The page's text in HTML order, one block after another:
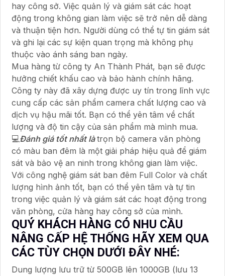
hay công sở. Việc quản lý và giám sát các hoạt
động trong không gian làm việc sẽ trở nên dễ dàng
và thuận tiện hơn. Người dùng có thể tự tin giám sát
và ghi lại các sự kiện quan trọng mà không phụ
thuộc vào ánh sáng ban ngày.
Mua hàng từ công ty An Thành Phát, bạn sẽ được
hưởng chiết khấu cao và bảo hành chính hãng.
Công ty này đã xây dựng được uy tín trong lĩnh vực
cung cấp các sản phẩm camera chất lượng cao và
dịch vụ hậu mãi tốt. Bạn có thể yên tâm về chất
lượng và độ tin cậy của sản phẩm mà mình mua.
💻Đánh giá tốt nhất làtrọn bộ camera văn phòng
có màu ban đêm là một giải pháp hiệu quả để giám
sát và bảo vệ an ninh trong không gian làm việc.
Với công nghệ giám sát ban đêm Full Color và chất
lượng hình ảnh tốt, bạn có thể yên tâm và tự tin
trong việc quản lý và giám sát các hoạt động trong
văn phòng, cửa hàng hay công sở của mình.
QUÝ KHÁCH HÀNG CÓ NHU CẦU
NÂNG CẤP HỆ THỐNG HÃY XEM QUA
CÁC TÙY CHỌN DƯỚI ĐÂY NHÉ:
Dung lượng lưu trữ từ 500GB lên 1000GB (lưu 13